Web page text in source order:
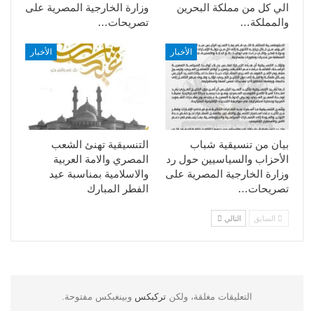
وزارة الخارجية المصرية على
تصريحات…
الي كل من مملكة البحرين
والمملكة…
الأخبار
التنسيقية تهنئ الشعب
المصري والامة العربية
والاسلامية بمناسبة عيد
الفطر المبارك
الأخبار
بيان من تنسيقية شباب
الأحزاب والسياسيين حول رد
وزارة الخارجية المصرية على
تصريحات…
السابق التالي
التعليقات مغلقة، ولكن تركبكس وبينغبكس مفتوحة.